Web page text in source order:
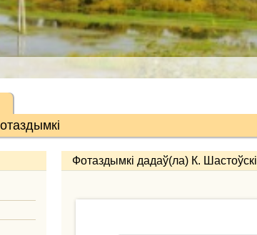
Фотаздымкі дадаў(ла) К. Шастоўскі